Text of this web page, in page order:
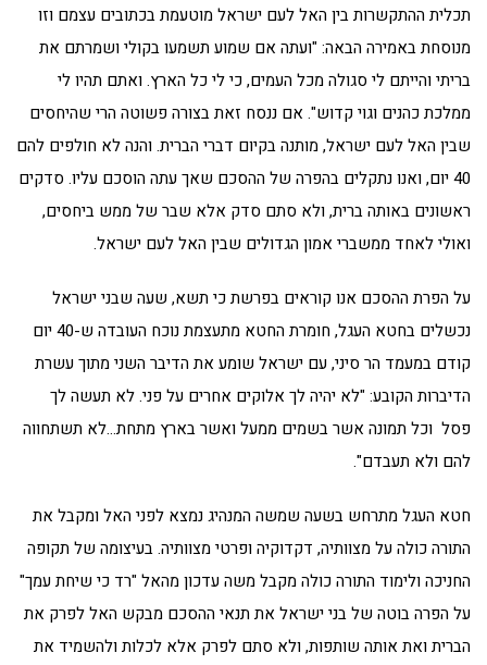
תכלית ההתקשרות בין האל לעם ישראל מוטעמת בכתובים עצמם וזו
מנוסחת באמירה הבאה: "ועתה אם שמוע תשמעו בקולי ושמרתם את
בריתי והייתם לי סגולה מכל העמים, כי לי כל הארץ. ואתם תהיו לי
ממלכת כהנים וגוי קדוש". אם ננסח זאת בצורה פשוטה הרי שהיחסים
שבין האל לעם ישראל, מותנה בקיום דברי הברית. והנה לא חולפים להם
40 יום, ואנו נתקלים בהפרה של ההסכם שאך עתה הוסכם עליו. סדקים
ראשונים באותה ברית, ולא סתם סדק אלא שבר של ממש ביחסים,
ואולי לאחד ממשברי אמון הגדולים שבין האל לעם ישראל.
על הפרת ההסכם אנו קוראים בפרשת כי תשא, שעה שבני ישראל
נכשלים בחטא העגל, חומרת החטא מתעצמת נוכח העובדה ש-40 יום
קודם במעמד הר סיני, עם ישראל שומע את הדיבר השני מתוך עשרת
הדיברות הקובע: "לא יהיה לך אלוקים אחרים על פני. לא תעשה לך
פסל וכל תמונה אשר בשמים ממעל ואשר בארץ מתחת…לא תשתחווה
להם ולא תעבדם".
חטא העגל מתרחש בשעה שמשה המנהיג נמצא לפני האל ומקבל את
התורה כולה על מצוותיה, דקדוקיה ופרטי מצוותיה. בעיצומה של תקופה
החניכה ולימוד התורה כולה מקבל משה עדכון מהאל "רד כי שיחת עמך"
על הפרה בוטה של בני ישראל את תנאי ההסכם מבקש האל לפרק את
הברית ואת אותה שותפות, ולא סתם לפרק אלא לכלות ולהשמיד את